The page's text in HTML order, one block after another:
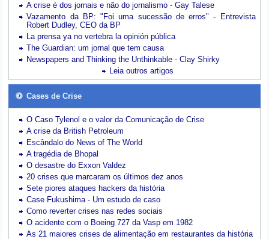
A crise é dos jornais e não do jornalismo - Gay Talese
Vazamento da BP: "Foi uma sucessão de erros" - Entrevista
Robert Dudley, CEO da BP
La prensa ya no vertebra la opinión pública
The Guardian: um jornal que tem causa
Newspapers and Thinking the Unthinkable - Clay Shirky
Leia outros artigos
Cases de Crise
O Caso Tylenol e o valor da Comunicação de Crise
A crise da British Petroleum
Escândalo do News of The World
A tragédia de Bhopal
O desastre do Exxon Valdez
20 crises que marcaram os últimos dez anos
Sete piores ataques hackers da história
Case Fukushima - Um estudo de caso
Como reverter crises nas redes sociais
O acidente com o Boeing 727 da Vasp em 1982
As 21 maiores crises de alimentação em restaurantes da história